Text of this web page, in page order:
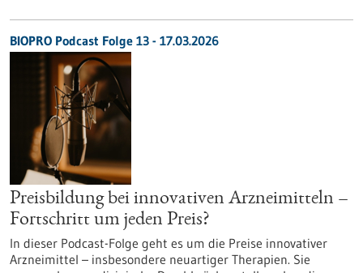
BIOPRO Podcast Folge 13 - 17.03.2026
Preisbildung bei innovativen Arzneimitteln –
Fortschritt um jeden Preis?
In dieser Podcast-Folge geht es um die Preise innovativer
Arzneimittel – insbesondere neuartiger Therapien. Sie